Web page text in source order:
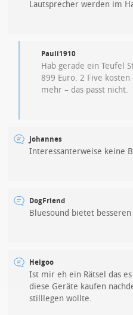
Lautsprecher werden im
Pauli1910
Hab gerade ein Teufel
899 Euro. 2 Five
mehr – das passt nicht.
Johannes
Interessanterweise keine
DogFriend
Bluesound bietet besseren
Heigoo
Ist mir eh ein Rätsel das
diese Geräte kaufen
stilllegen wollte.